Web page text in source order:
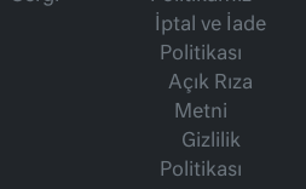
İptal ve İade
Politikası
Açık Rıza
Metni
Gizlilik
Politikası